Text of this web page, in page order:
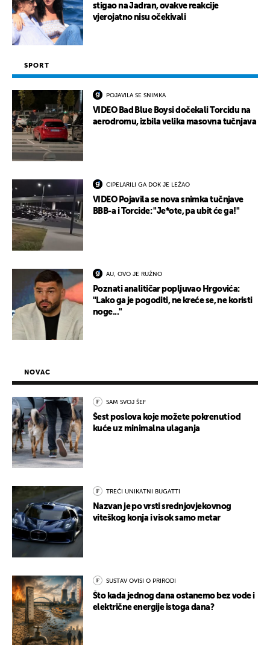
stigao na Jadran, ovakve reakcije
vjerojatno nisu očekivali
SPORT
POJAVILA SE SNIMKA
VIDEO Bad Blue Boysi dočekali Torcidu na
aerodromu, izbila velika masovna tučnjava
CIPELARILI GA DOK JE LEŽAO
VIDEO Pojavila se nova snimka tučnjave
BBB-a i Torcide: "Je*ote, pa ubit će ga!"
AU, OVO JE RUŽNO
Poznati analitičar popljuvao Hrgovića:
"Lako ga je pogoditi, ne kreće se, ne koristi
noge..."
NOVAC
SAM SVOJ ŠEF
Šest poslova koje možete pokrenuti od
kuće uz minimalna ulaganja
TREĆI UNIKATNI BUGATTI
Nazvan je po vrsti srednjovjekovnog
viteškog konja i visok samo metar
SUSTAV OVISI O PRIRODI
Što kada jednog dana ostanemo bez vode i
električne energije istoga dana?